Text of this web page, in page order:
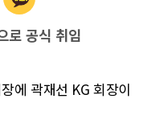
로 공식 취임
에 곽재선 KG 회장이